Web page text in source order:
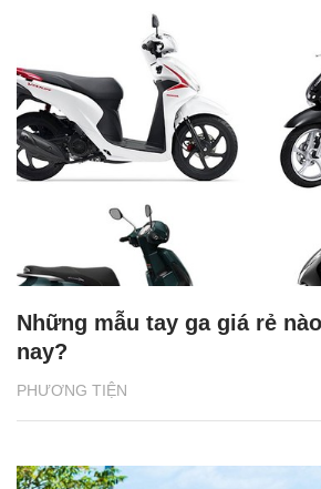
PHƯƠNG TIỆN
Những mẫu tay ga giá rẻ
nay?